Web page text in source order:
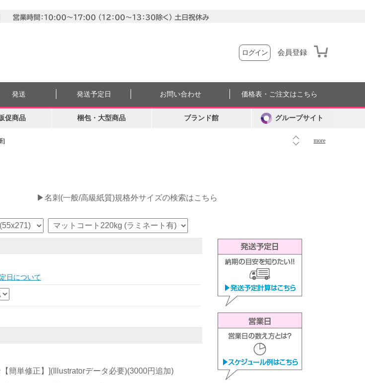
ログイン 会員登録
] more
発送 発送予定日 お問い合わせ 価格表・ご注文はこちら
促商品 梱包・大型商品 ブランド館 グループサイト
▶名刺(一般/高級紙質)規格外サイズの検索はこちら
日について
簡単修正】](Illustratorデータ必要)(3000円追加)